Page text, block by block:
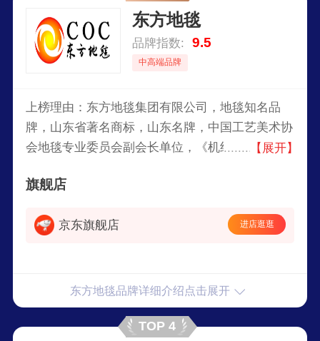
东方地毯
品牌指数: 9.5
中高端品牌
上榜理由：东方地毯集团有限公司，地毯知名品
牌，山东省著名商标，山东名牌，中国工艺美术协
会地毯专业委员会副会长单位，《机织地毯》国家
地毯用品供应商。
【展开】
旗舰店
京东旗舰店 进店逛逛
东方地毯品牌详细介绍点击展开
TOP 4